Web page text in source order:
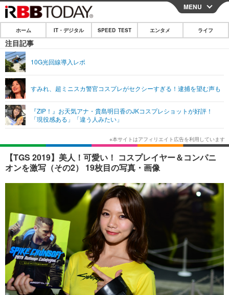
CLOSE
ホーム
IT・デジタル
ショッピング その他
SPEED TEST
エンタメ
エンタメTOP
韓国・芸能
音楽 スポーツ
ショッピング その他
ライフ
ライフTOP グルメ
ペット ショッピング
その他
リリース一覧
プッシュ通知の停止方法
MENU
ホーム IT・デジタル SPEED TEST エンタメ ライフ
注目記事
10G光回線導入レポ
すみれ、超ミニスカ警官コスプレがセクシーすぎる！逮捕を望む声も
『ZIP！』お天気アナ・貴島明日香のJKコスプレショットが好評！
「現役感ある」「違う人みたい」
【TGS 2019】美人！可愛い！ コスプレイヤー＆コンパニ
オンを激写（その2） 19枚目の写真・画像